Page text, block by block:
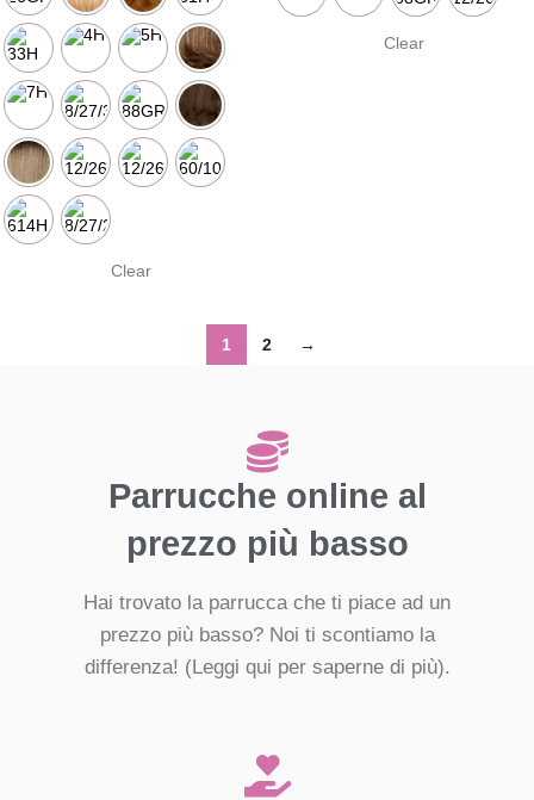
Clear
Clear
1 2 →
Parrucche online al
prezzo più basso
Hai trovato la parrucca che ti piace ad un
prezzo più basso? Noi ti scontiamo la
differenza! (Leggi qui per saperne di più).